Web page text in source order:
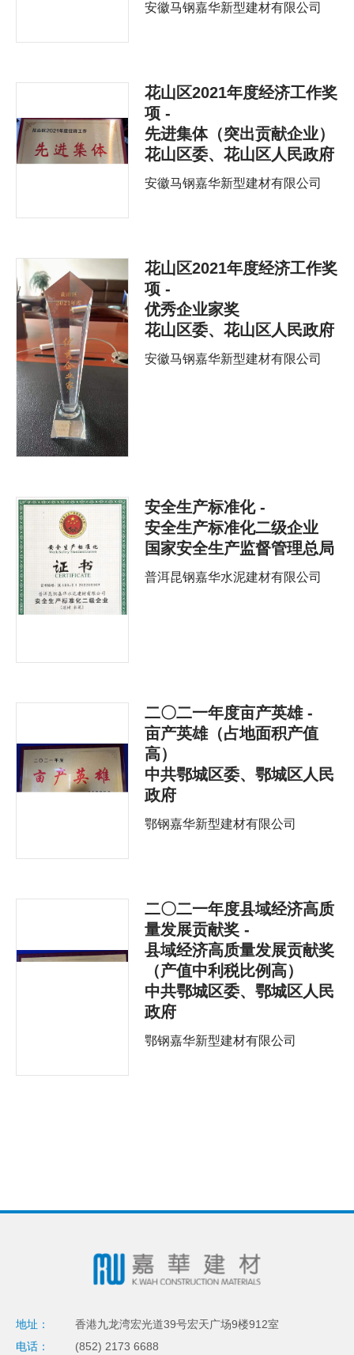
安徽马钢嘉华新型建材有限公司
花山区2021年度经济工作奖
项 -
先进集体（突出贡献企业）
花山区委、花山区人民政府
安徽马钢嘉华新型建材有限公司
花山区2021年度经济工作奖
项 -
优秀企业家奖
花山区委、花山区人民政府
安徽马钢嘉华新型建材有限公司
安全生产标准化 -
安全生产标准化二级企业
国家安全生产监督管理总局
普洱昆钢嘉华水泥建材有限公司
二〇二一年度亩产英雄 -
亩产英雄（占地面积产值
高）
中共鄂城区委、鄂城区人民
政府
鄂钢嘉华新型建材有限公司
二〇二一年度县域经济高质
量发展贡献奖 -
县域经济高质量发展贡献奖
（产值中利税比例高）
中共鄂城区委、鄂城区人民
政府
鄂钢嘉华新型建材有限公司
地址：
香港九龙湾宏光道39号宏天广场9楼912室
电话：
(852) 2173 6688